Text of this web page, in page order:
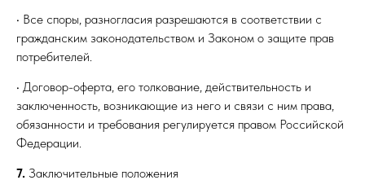
• Все споры, разногласия разрешаются в соответствии с
гражданским законодательством и Законом о защите прав
потребителей.
• Договор-оферта, его толкование, действительность и
заключенность, возникающие из него и связи с ним права,
обязанности и требования регулируется правом Российской
Федерации.
7. Заключительные положения